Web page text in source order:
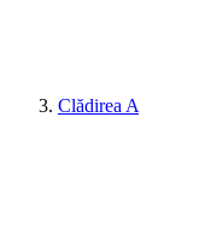
Clădirea A